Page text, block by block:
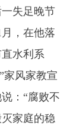
失足晚节
，在他落
水利系
家风家教宣
：“腐败不
家庭的稳